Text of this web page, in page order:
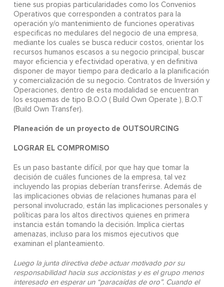
tiene sus propias particularidades como los Convenios
Operativos que corresponden a contratos para la
operación y/o mantenimiento de funciones operativas
especificas no medulares del negocio de una empresa,
mediante los cuales se busca reducir costos, orientar los
recursos humanos escasos a su negocio principal, buscar
mayor eficiencia y efectividad operativa, y en definitiva
disponer de mayor tiempo para dedicarlo a la planificación
y comercialización de su negocio. Contratos de Inversión y
Operaciones, dentro de esta modalidad se encuentran
los esquemas de tipo B.O.O ( Build Own Operate ), B.O.T
(Build Own Transfer).
Planeación de un proyecto de OUTSOURCING
LOGRAR EL COMPROMISO
Es un paso bastante difícil, por que hay que tomar la
decisión de cuáles funciones de la empresa, tal vez
incluyendo las propias deberían transferirse. Además de
las implicaciones obvias de relaciones humanas para el
personal involucrado, están las implicaciones personales y
políticas para los altos directivos quienes en primera
instancia están tomando la decisión. Implica ciertas
amenazas, incluso para los mismos ejecutivos que
examinan el planteamiento.
Luego la junta directiva debe actuar motivado por su
responsabilidad hacia sus accionistas y es el grupo menos
interesado en esperar un “paracaídas de oro”. Cuando el